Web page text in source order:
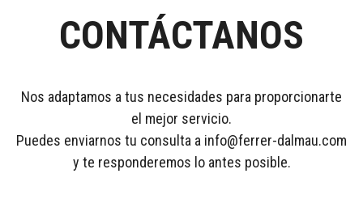
CONTÁCTANOS
Nos adaptamos a tus necesidades para proporcionarte
el mejor servicio.
Puedes enviarnos tu consulta a info@ferrer-dalmau.com
y te responderemos lo antes posible.